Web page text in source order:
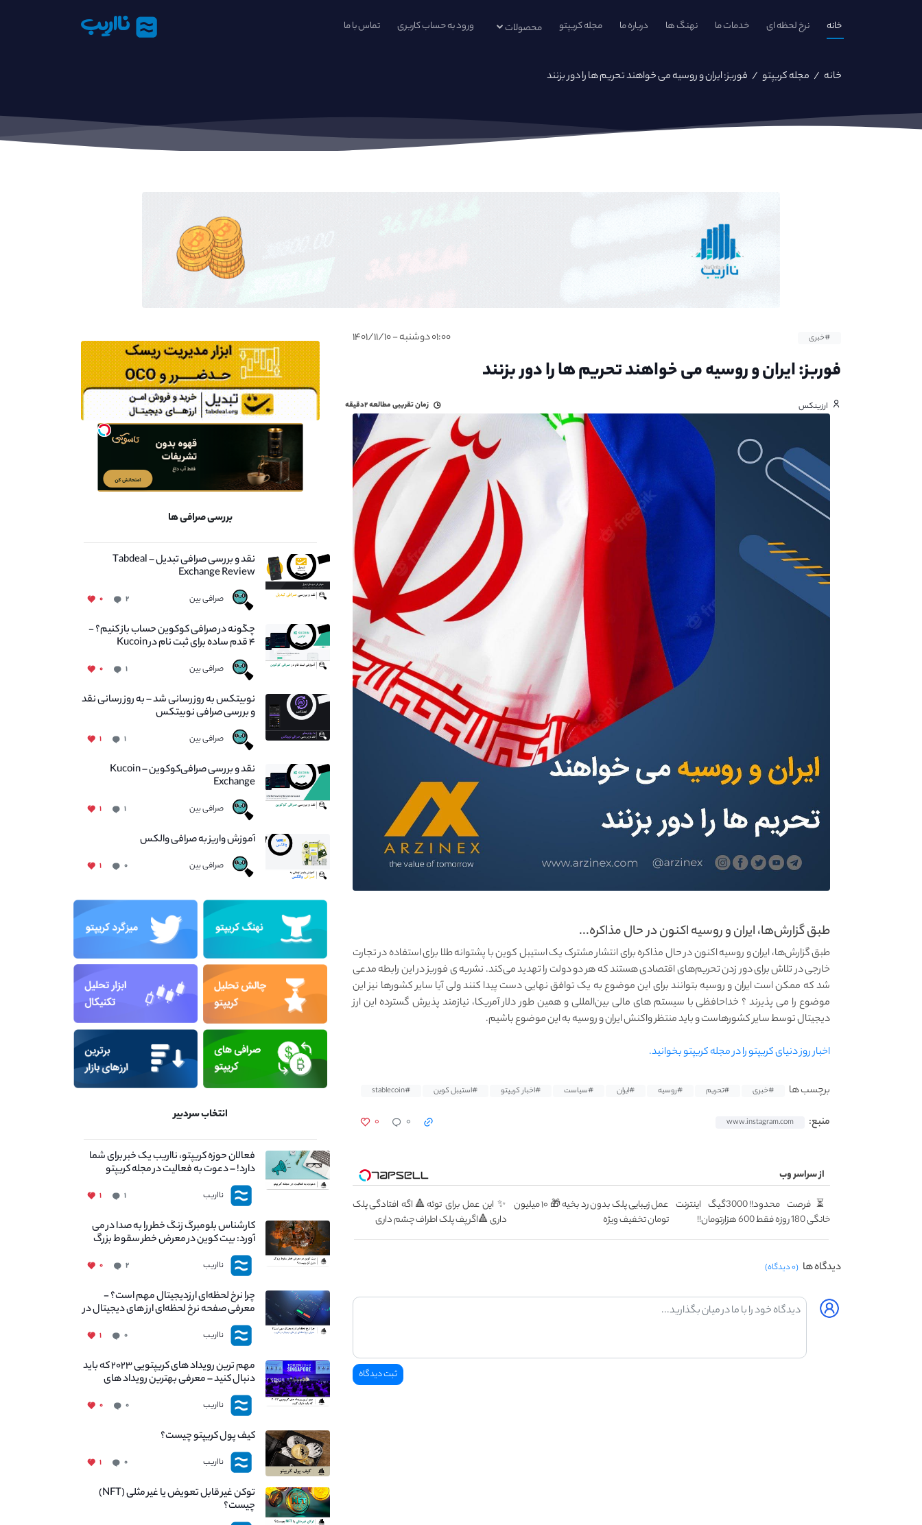
خانه نرخ لحظه ای خدمات ما نهنگ ها درباره ما مجله کریپتو محصولات ورود به حساب کاربری تماس با ما نااریب
خانه / مجله کریپتو / فوربز: ایران و روسیه می خواهند تحریم ها را دور بزنند
#خبری ۰۱:۰۰ دوشنبه - ۱۴۰۱/۱۱/۱۰
فوربز: ایران و روسیه می خواهند تحریم ها را دور بزنند
ارزینکس زمان تقریبی مطالعه۲دقیقه
طبق گزارش‌ها، ایران و روسیه اکنون در حال مذاکره...
طبق گزارش‌ها، ایران و روسیه اکنون در حال مذاکره برای انتشار مشترک یک استیبل کوین با پشتوانه طلا برای استفاده در تجارت
خارجی در تلاش برای دور زدن تحریم‌های اقتصادی هستند که هر دو دولت را تهدید می‌کند. نشریه ی فوربز در این رابطه مدعی
شد که ممکن است ایران و روسیه بتوانند برای این موضوع به یک توافق نهایی دست پیدا کنند ولی آیا سایر کشورها نیز این
موضوع را می پذیرند ؟ خداحافظی با سیستم‌ های مالی بین‌المللی و همین طور دلار آمریکا، نیازمند پذیرش گسترده این ارز
دیجیتال توسط سایر کشورهاست و باید منتظر واکنش ایران و روسیه به این موضوع باشیم.
اخبار روز دنیای کریپتو را در مجله کریپتو بخوانید.
برچسب ها #خبری #تحریم #روسیه #ایران #سیاست #اخبار کریپتو #استیبل کوین #stablecoin
منبع: www.instagram.com ۰ ۰
از سراسر وب
⏳فرصت محدود!! 3000گیگ اینترنت
خانگی 180 روزه فقط 600 هزارتومان!!
عمل زیبایی پلک بدون رد بخیه 🎁 ۱۰ میلیون
تومان تخفیف ویژه
✨ این عمل برای توئه🔺اگه افتادگی پلک
داری 🔺اگر پف پلک اطراف چشم داری
دیدگاه ها (۰ دیدگاه)
بررسی صرافی ها
نقد و بررسی صرافی تبدیل – Tabdeal
Exchange Review
صرافی بین ۲ ۰
چگونه در صرافی کوکوین حساب باز کنیم؟ -
۴ قدم ساده برای ثبت نام در Kucoin
صرافی بین ۱ ۰
نوبیتکس به روزرسانی شد – به روز رسانی نقد
و بررسی صرافی نوبیتکس
صرافی بین ۱ ۱
نقد و بررسی صرافی‌کوکوین – Kucoin
Exchange
صرافی بین ۱ ۱
آموزش واریز به صرافی والکس
صرافی بین ۰ ۱
انتخاب سردبیر
فعالان حوزه کریپتو، نااریب یک خبر برای شما
دارد! – دعوت به فعالیت در مجله کریپتو
نااریب ۱ ۱
کارشناس بلومبرگ زنگ خطر را به صدا در می
آورد: بیت کوین در معرض خطر سقوط بزرگ
است - دلیل آن چیست؟
نااریب ۲ ۰
چرا نرخ لحظه‌ای ارزدیجیتال مهم است؟ -
معرفی صفحه نرخ لحظه‌ای ارز های دیجیتال در
نااریب
نااریب ۰ ۱
مهم ترین رویداد های کریپتویی ۲۰۲۳ که باید
دنبال کنید – معرفی بهترین رویداد های
جهانی
نااریب ۰ ۰
کیف پول کریپتو چیست؟
نااریب ۰ ۱
توکن غیر قابل تعویض یا غیر مثلی (NFT)
چیست؟